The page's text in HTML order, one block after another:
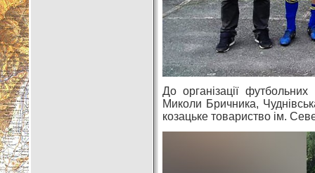
До організації
Миколи Бричника,
козацьке товариство ім.